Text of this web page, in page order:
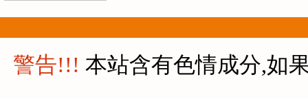
警告!!! 本站含有色情成分,如